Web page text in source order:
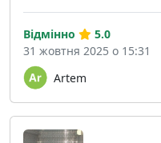
Artem
Відмінно
5.0
31 жовтня 2025 о 15:31